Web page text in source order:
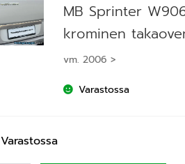
MB Sprinter
krominen
vm. 2006 >
Varastossa
Varastossa